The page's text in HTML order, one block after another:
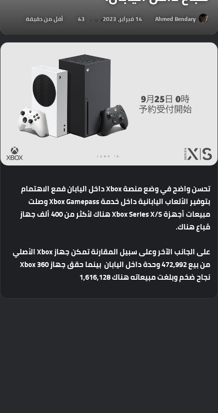
Ahmed Bendary 14 فبراير، 2023 43 أقل من دقيقة
تحسنواضحفيوضعمنصة داخلاليابانفمعالاهتمام
بتوفيرالألعاباليابانيةداخلخدمة
وصلت
مبيعاتأجهزة هناكلأكثرمن ألفجهاز
مُباعهناك.
علىالجانبالآخروعلىسبيلالمقارنةتمكنجهاز
الأصلي
منبيع وحدةداخلاليابان بينماحققجهاز
نجاحضخموبلغتمبيعاتههناك